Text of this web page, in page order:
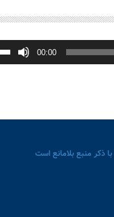
00:00
ذکر منبع بلامانع است